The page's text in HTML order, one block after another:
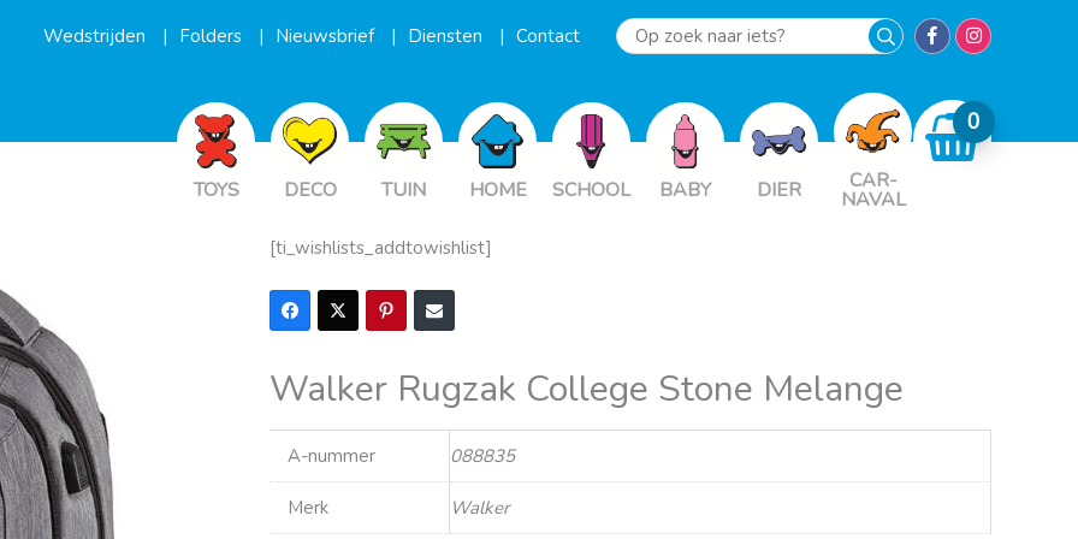
Wedstrijden Folders Nieuwsbrief Diensten Contact
Op
iets?
TOYS DECO TUIN HOME SCHOOL BABY DIER CAR-
NAVAL
[ti_wishlists_addtowishlist]
Walker Rugzak College Stone Melange
A-nummer 088835
Merk Walker